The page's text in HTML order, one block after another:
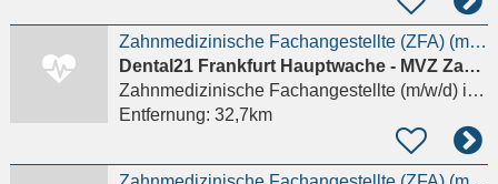
Zahnmedizinische Fachangestellte (ZFA) (m/w/d) – Chirurgie
Dental21 Frankfurt Hauptwache - MVZ Zahnmedizin An der Hauptwache 7 GmbH
Zahnmedizinische Fachangestellte (m/w/d)in Frankfurt am Main
Entfernung: 32,7km